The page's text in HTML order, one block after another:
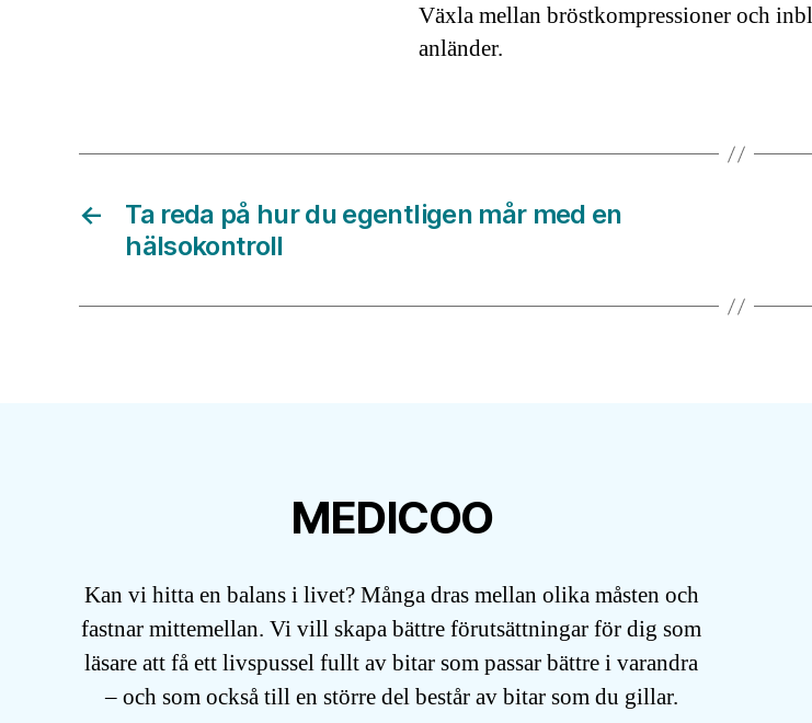
Växla mellan bröstkompressioner och
anländer.
←
Ta reda på hur du egentligen mår med en
hälsokontroll
MEDICOO
Kan vi hitta en balans i livet? Många dras mellan olika måsten och
fastnar mittemellan. Vi vill skapa bättre förutsättningar för dig som
läsare att få ett livspussel fullt av bitar som passar bättre i varandra
– och som också till en större del består av bitar som du gillar.